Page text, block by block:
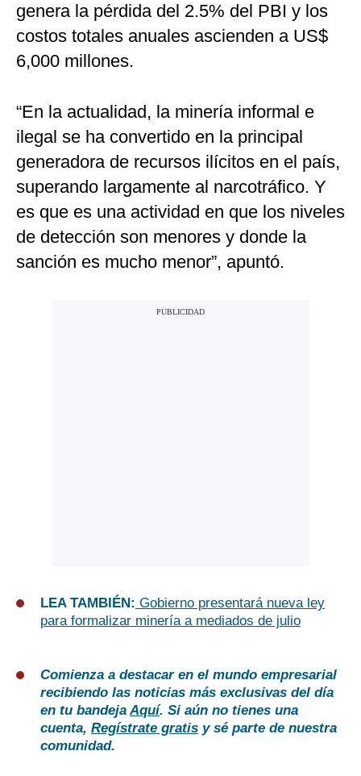
genera la pérdida del 2.5% del PBI y los
costos totales anuales ascienden a US$
6,000 millones.
“En la actualidad, la minería informal e
ilegal se ha convertido en la principal
generadora de recursos ilícitos en el país,
superando largamente al narcotráfico. Y
es que es una actividad en que los niveles
de detección son menores y donde la
sanción es mucho menor”, apuntó.
LEA TAMBIÉN: Gobierno presentará nueva ley
para formalizar minería a mediados de julio
Comienza a destacar en el mundo empresarial
recibiendo las noticias más exclusivas del día
en tu bandejaAquí. Si aún no tienes una
cuenta, Regístrate gratis y sé parte de nuestra
comunidad.